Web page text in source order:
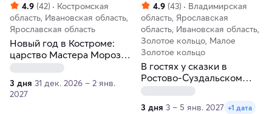
4.9 (42)
Костромская
область, Ивановская область,
Ярославская область
Новый год в Костроме:
царство Мастера Мороза
3 дня 31 дек. 2026 – 2 янв.
2027
4.9 (43)
Владимирская
область, Ярославская
область, Ивановская область,
Золотое кольцо, Малое
Золотое кольцо
В гостях у сказки в
Ростово-Суздальском
3 дня 3 – 5 янв. 2027 +1 дата